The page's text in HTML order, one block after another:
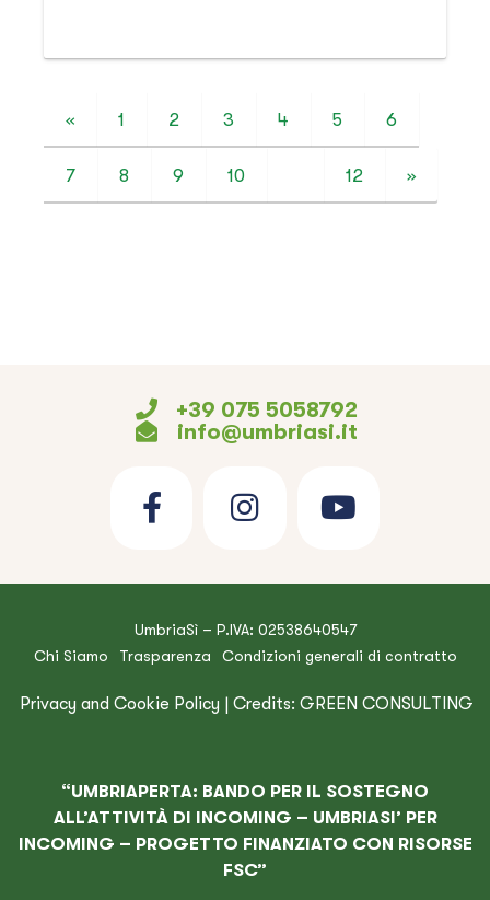
« 1 2 3 4 5 6
7 8 9 10 12 »
+39 075 5058792
info@umbriasi.it
UmbriaSì – P.IVA: 02538640547
Chi Siamo
Trasparenza Condizioni generali di contratto
Privacy and Cookie Policy | Credits: GREEN CONSULTING
“UMBRIAPERTA: BANDO PER IL SOSTEGNO
ALL’ATTIVITÀ DI INCOMING – UMBRIASI’ PER
INCOMING – PROGETTO FINANZIATO CON RISORSE
FSC”